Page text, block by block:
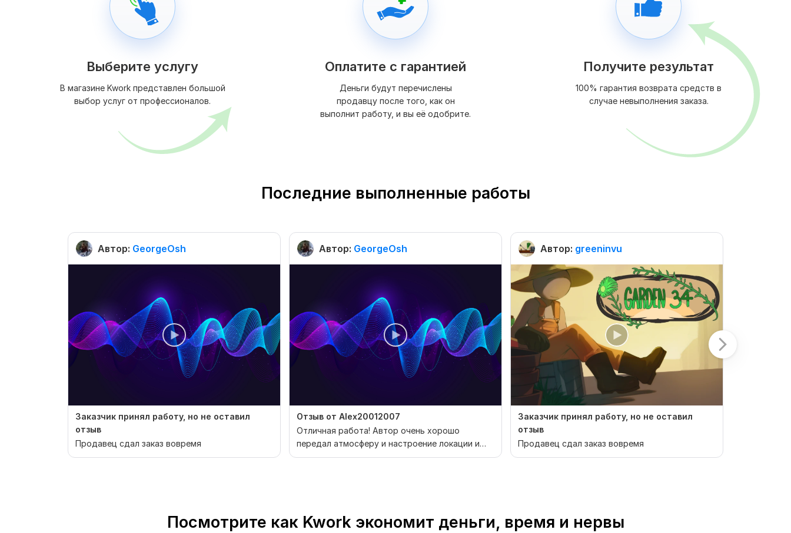
Выберите услугу
В магазине Kwork представлен большой
выбор услуг от профессионалов.
Оплатите с гарантией
Деньги будут перечислены
продавцу после того, как он
выполнит работу, и вы её одобрите.
Получите результат
100% гарантия возврата средств в
случае невыполнения заказа.
Последние выполненные работы
Автор: GeorgeOsh
Заказчик принял работу, но не оставил
отзыв
Продавец сдал заказ вовремя
Автор: GeorgeOsh
Отзыв от Alex20012007
Отличная работа! Автор очень хорошо
передал атмосферу и настроение локации и
общий тон произведения!
Автор: greeninvu
Заказчик принял работу, но не оставил
отзыв
Продавец сдал заказ вовремя
Посмотрите как Kwork экономит деньги, время и нервы